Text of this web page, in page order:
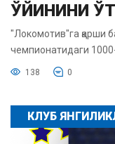
ЎЙИНИНИ
"Локомотив"га қарши
чемпионатидаги
138 0
КЛУБ